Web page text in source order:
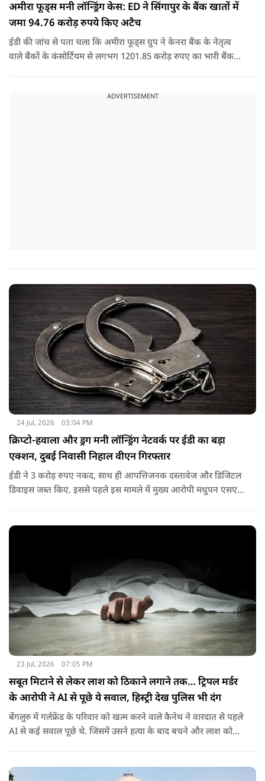
अमीरा फूड्स मनी लॉन्ड्रिंग केस: ED ने सिंगापुर के बैंक खातों में
जमा 94.76 करोड़ रुपये किए अटैच
ईडी की जांच से पता चला कि अमीरा फूड्स ग्रुप ने केनरा बैंक के नेतृत्व
वाले बैंकों के कंसोर्टियम से लगभग 1201.85 करोड़ रुपए का भारी बैंक
उसके प्रमोटरों/शेयरधारकों/डायरेक्टरों ने मनी लॉन्ड्रिंग का अपराध किया
ADVERTISEMENT
24 Jul, 2026 03:04 PM
क्रिप्टो-हवाला और ड्रग मनी लॉन्ड्रिंग नेटवर्क पर ईडी का बड़ा
एक्शन, दुबई निवासी निहाल वीएन गिरफ्तार
ईडी ने 3 करोड़ रुपए नकद, साथ ही आपत्तिजनक दस्तावेज और डिजिटल
डिवाइस जब्त किए. इससे पहले इस मामले में मुख्य आरोपी मधुपन एसएस
23 Jul, 2026 07:05 PM
सबूत मिटाने से लेकर लाश को ठिकाने लगाने तक… ट्रिपल मर्डर
के आरोपी ने AI से पूछे ये सवाल, हिस्ट्री देख पुलिस भी दंग
बेंगलुरु में गर्लफ्रेंड के परिवार को खत्म करने वाले कैनेथ ने वारदात से पहले
AI से कई सवाल पूछे थे. जिसमें उसने हत्या के बाद बचने और लाश को